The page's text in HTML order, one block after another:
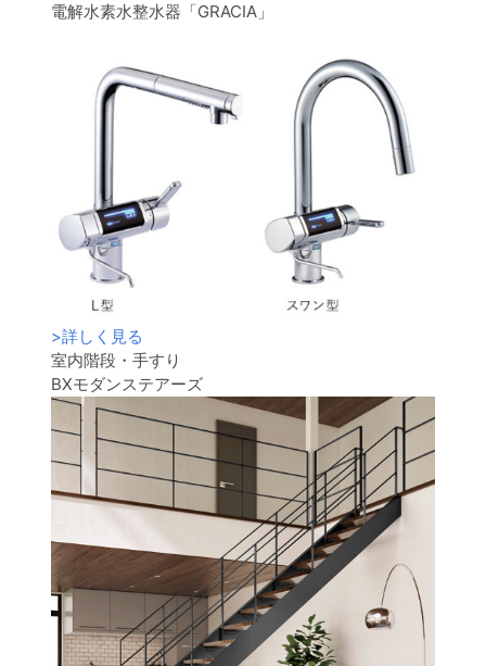
電解水素水整水器「GRACIA」
>詳しく見る
室内階段・手すり
BXモダンステアーズ